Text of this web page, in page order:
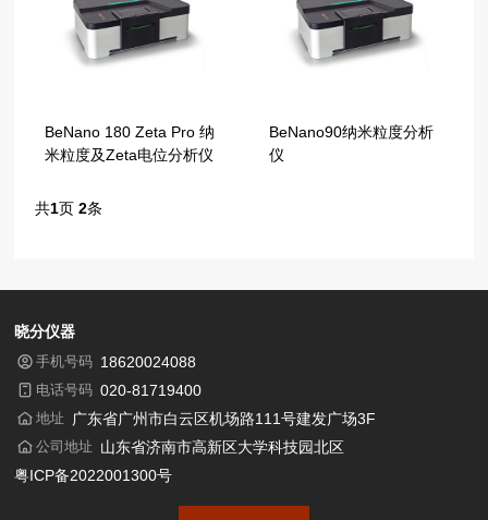
BeNano 180 Zeta Pro 纳
米粒度及Zeta电位分析仪
BeNano90纳米粒度分析
仪
共1页2条
晓分仪器
手机号码 18620024088
电话号码 020-81719400
地址 广东省广州市白云区机场路111号建发广场3F
公司地址 山东省济南市高新区大学科技园北区
粤ICP备2022001300号